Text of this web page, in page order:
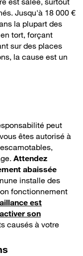
Jusqu'à 18 000 €
la plupart des
tort, forçant
sur des places
la cause est un
peut
êtes autorisé à
Attendez
abaissée
installe des
fonctionnement
est
son
causés à votre